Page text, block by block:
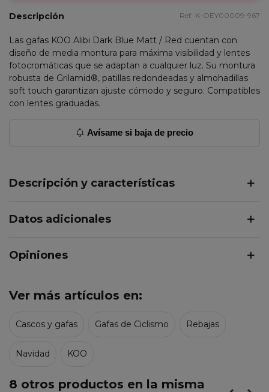
Descripción Ref: K-OEY00009-967
Las gafas KOO Alibi Dark Blue Matt / Red cuentan con
diseño de media montura para máxima visibilidad y lentes
fotocromáticas que se adaptan a cualquier luz. Su montura
robusta de Grilamid®, patillas redondeadas y almohadillas
soft touch garantizan ajuste cómodo y seguro. Compatibles
con lentes graduadas.
Avísame si baja de precio
Descripción y características
Datos adicionales
Opiniones
Ver más artículos en:
Cascos y gafas Gafas de Ciclismo Rebajas
Navidad KOO
8 otros productos en la misma